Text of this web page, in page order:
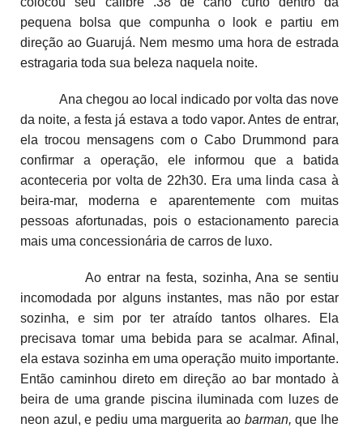
pequena bolsa que compunha o look e partiu em
direção ao Guarujá. Nem mesmo uma hora de estrada
estragaria toda sua beleza naquela noite.
Ana chegou ao local indicado por volta das nove
da noite, a festa já estava a todo vapor. Antes de entrar,
ela trocou mensagens com o Cabo Drummond para
confirmar a operação, ele informou que a batida
aconteceria por volta de 22h30. Era uma linda casa à
beira-mar, moderna e aparentemente com muitas
pessoas afortunadas, pois o estacionamento parecia
mais uma concessionária de carros de luxo.
Ao entrar na festa, sozinha, Ana se sentiu
incomodada por alguns instantes, mas não por estar
sozinha, e sim por ter atraído tantos olhares. Ela
precisava tomar uma bebida para se acalmar. Afinal,
ela estava sozinha em uma operação muito importante.
Então caminhou direto em direção ao bar montado à
beira de uma grande piscina iluminada com luzes de
neon azul, e pediu uma marguerita ao barman, que lhe